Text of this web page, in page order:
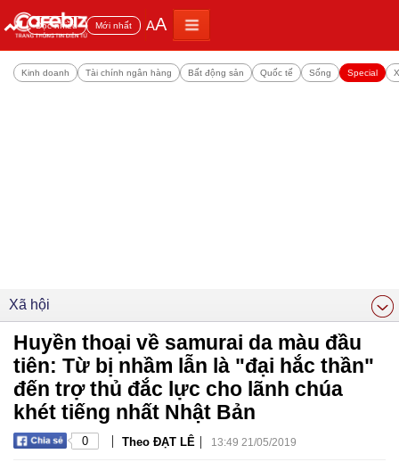
Đọc nhiều Mới nhất AA
Kinh doanh Tài chính ngân hàng Bất động sản Quốc tế Sống Special
Xã hội
Huyền thoại về samurai da màu đầu
tiên: Từ bị nhầm lẫn là "đại hắc thần"
đến trợ thủ đắc lực cho lãnh chúa
khét tiếng nhất Nhật Bản
0 | Theo ĐẠT LÊ | 13:49 21/05/2019